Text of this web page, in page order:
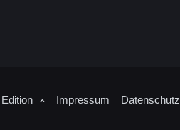
Impressum Datenschutz